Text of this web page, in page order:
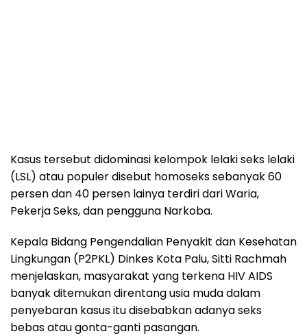
Kasus tersebut didominasi kelompok lelaki seks lelaki
(LSL) atau populer disebut homoseks sebanyak 60
persen dan 40 persen lainya terdiri dari Waria,
Pekerja Seks, dan pengguna Narkoba.
Kepala Bidang Pengendalian Penyakit dan Kesehatan
Lingkungan (P2PKL) Dinkes Kota Palu, Sitti Rachmah
menjelaskan, masyarakat yang terkena HIV AIDS
banyak ditemukan direntang usia muda dalam
penyebaran kasus itu disebabkan adanya seks
bebas atau gonta-ganti pasangan.